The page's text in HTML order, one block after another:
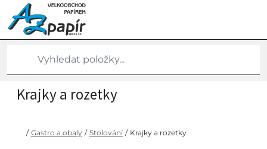
Krajky a rozetky
/ Gastro a obaly / Stolování / Krajky a rozetky